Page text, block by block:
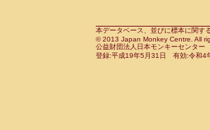
Cercopithecidae
Cercopithecidae
Cercopithecidae
Cebidae
Cebidae
Cebidae
本データベース、並びに標本に関す
© 2013 Japan Monkey Centre. All
公益財団法人日本モンキーセンタ
登録:平成19年5月31日 有効:令和4